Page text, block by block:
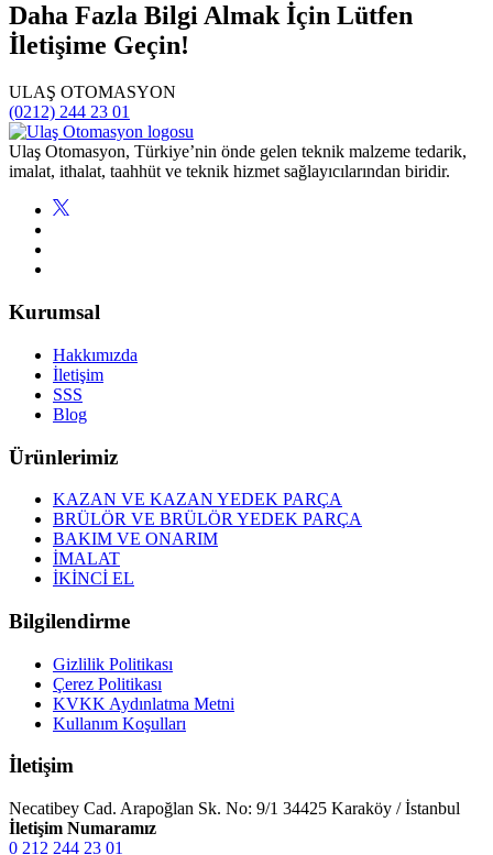
Daha Fazla Bilgi Almak İçin Lütfen
İletişime Geçin!
ULAŞ OTOMASYON
(0212) 244 23 01
Ulaş Otomasyon, Türkiye’nin önde gelen teknik malzeme tedarik,
imalat, ithalat, taahhüt ve teknik hizmet sağlayıcılarından biridir.
Kurumsal
Hakkımızda
İletişim
SSS
Blog
Ürünlerimiz
KAZAN VE KAZAN YEDEK PARÇA
BRÜLÖR VE BRÜLÖR YEDEK PARÇA
BAKIM VE ONARIM
İMALAT
İKİNCİ EL
Bilgilendirme
Gizlilik Politikası
Çerez Politikası
KVKK Aydınlatma Metni
Kullanım Koşulları
İletişim
Necatibey Cad. Arapoğlan Sk. No: 9/1 34425 Karaköy / İstanbul
İletişim Numaramız
0 212 244 23 01